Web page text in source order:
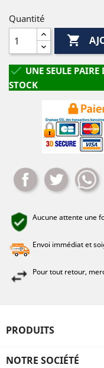
Quantité

 UNE SEULE
STOCK
Partager Tweet
Aucune attente une
Envoi immédiat et
Pour tout retour,
PRODUITS
NOTRE SOCIÉTÉ